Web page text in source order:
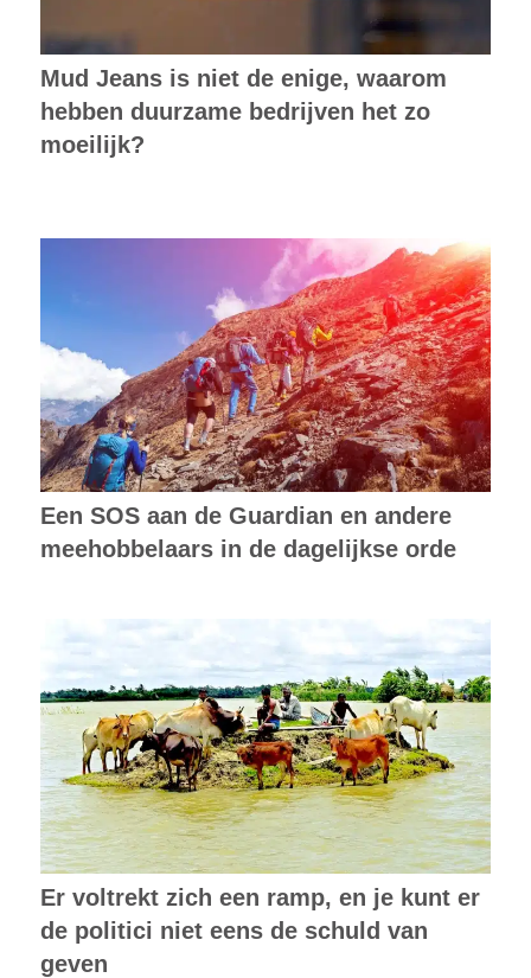
Mud Jeans is niet de enige, waarom
hebben duurzame bedrijven het zo
moeilijk?
Een SOS aan de Guardian en andere
meehobbelaars in de dagelijkse orde
Er voltrekt zich een ramp, en je kunt er
de politici niet eens de schuld van
geven